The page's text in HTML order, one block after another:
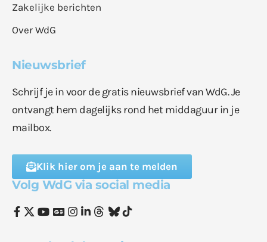
Zakelijke berichten
Over WdG
Nieuwsbrief
Schrijf je in voor de gratis nieuwsbrief van WdG. Je
ontvangt hem dagelijks rond het middaguur in je
mailbox.
Klik hier om je aan te melden
Volg WdG via social media